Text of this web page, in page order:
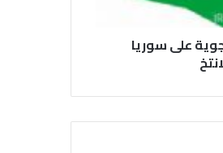
والنواب
الصحفيين
الصحفي اسحق
على سوريا